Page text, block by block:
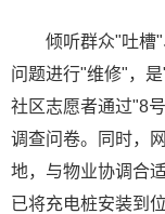
倾听群众"吐槽
问题进行"维修"，
社区志愿者通过"8
调查问卷。同时，
地，与物业协调合
已将充电桩安装到